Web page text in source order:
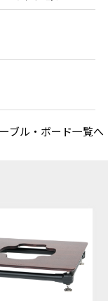
ブル・ボード一覧へ